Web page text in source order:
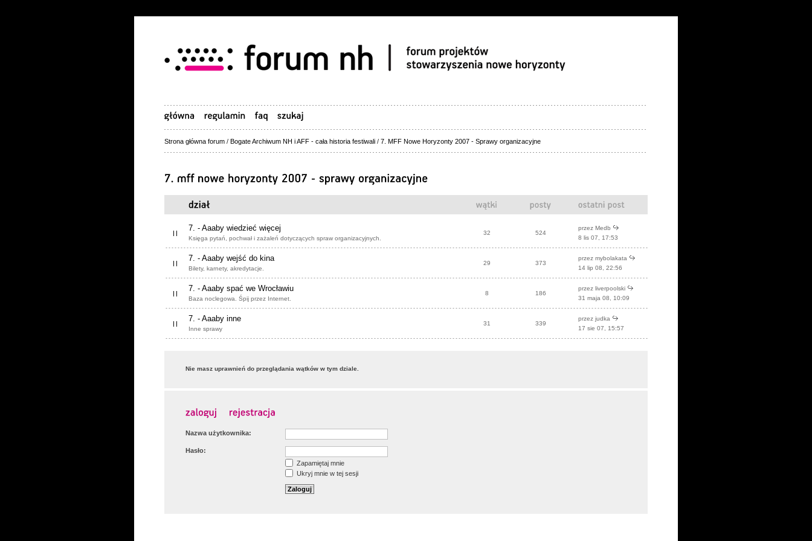
Strona główna forum / Bogate Archiwum NH i AFF - cała historia festiwali / 7. MFF Nowe Horyzonty 2007 - Sprawy organizacyjne
7. - Aaaby wiedzieć więcej
Księga pytań, pochwał i zażaleń dotyczących spraw organizacyjnych.
32 524
przez Medb
8 lis 07, 17:53
7. - Aaaby wejść do kina
Bilety, karnety, akredytacje.
29 373
przez mybolakata
14 lip 08, 22:56
7. - Aaaby spać we Wrocławiu
Baza noclegowa. Śpij przez Internet.
8 186
przez liverpoolski
31 maja 08, 10:09
7. - Aaaby inne
Inne sprawy
31 339
przez judka
17 sie 07, 15:57
Nie masz uprawnień do przeglądania wątków w tym dziale.
Nazwa użytkownika:
Hasło:
Zapamiętaj mnie
Ukryj mnie w tej sesji